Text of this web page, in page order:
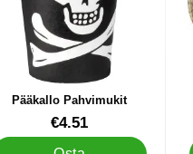
Pääkallo Pahvimukit
36708€4.51